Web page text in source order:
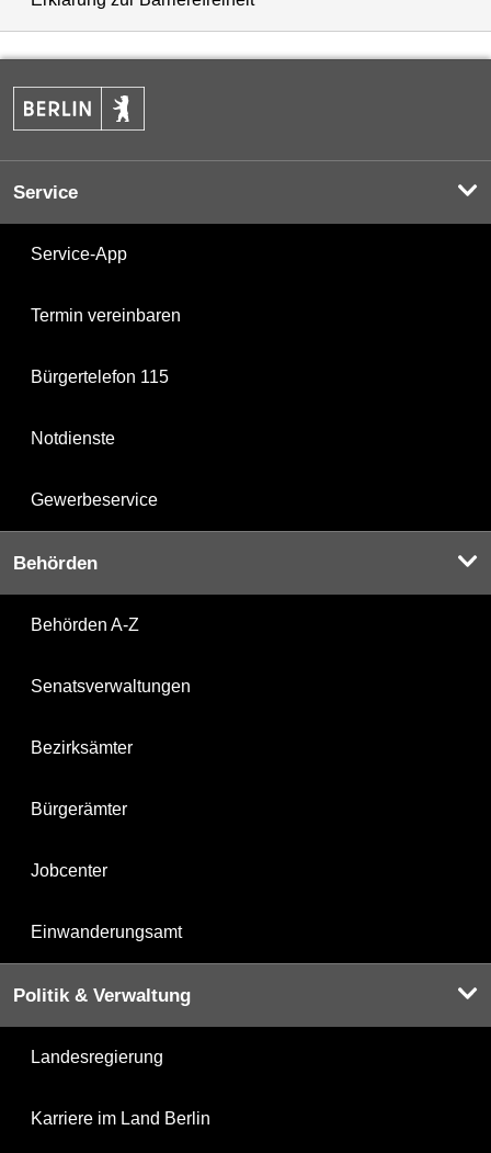
Service
Service-App
Termin vereinbaren
Bürgertelefon 115
Notdienste
Gewerbeservice
Behörden
Behörden A-Z
Senatsverwaltungen
Bezirksämter
Bürgerämter
Jobcenter
Einwanderungsamt
Politik & Verwaltung
Landesregierung
Karriere im Land Berlin